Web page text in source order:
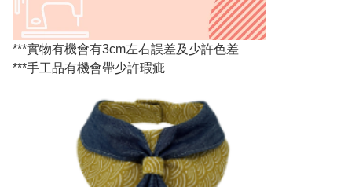
***實物有機會有3cm左右誤差及少許色差
***手工品有機會帶少許瑕疵